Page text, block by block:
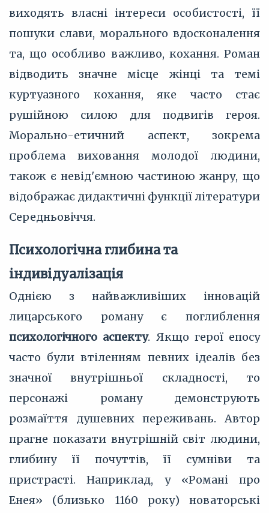
виходять власні інтереси особистості, її
пошуки слави, морального вдосконалення
та, що особливо важливо, кохання. Роман
відводить значне місце жінці та темі
куртуазного кохання, яке часто стає
рушійною силою для подвигів героя.
Морально-етичний аспект, зокрема
проблема виховання молодої людини,
також є невід'ємною частиною жанру, що
відображає дидактичні функції літератури
Середньовіччя.
Психологічна глибина та
індивідуалізація
Однією з найважливіших інновацій
лицарського роману є поглиблення
психологічного аспекту. Якщо герої епосу
часто були втіленням певних ідеалів без
значної внутрішньої складності, то
персонажі роману демонструють
розмаїття душевних переживань. Автор
прагне показати внутрішній світ людини,
глибину її почуттів, її сумніви та
пристрасті. Наприклад, у «Романі про
Енея» (близько 1160 року) новаторські